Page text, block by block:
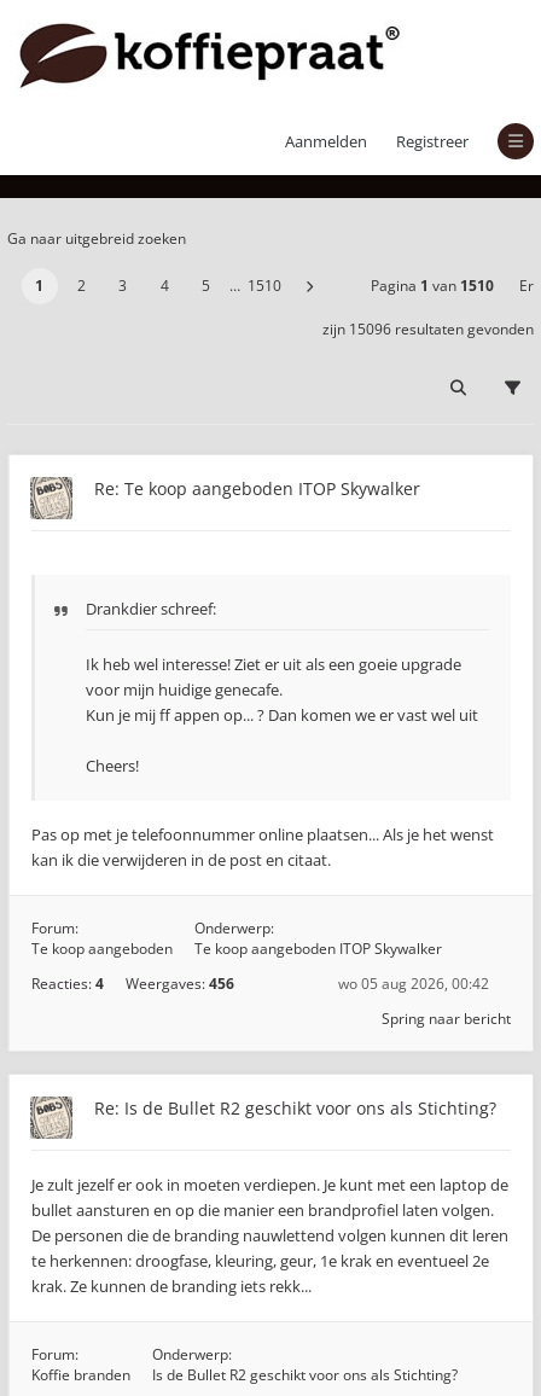
Aanmelden Registreer
Er zijn 15096 resultaten gevonden
Ga naar uitgebreid zoeken
1 2 3 4 5 … 1510 Pagina 1 van 1510 Er
zijn 15096 resultaten gevonden
Re: Te koop aangeboden ITOP Skywalker
Drankdier schreef:
Ik heb wel interesse! Ziet er uit als een goeie upgrade
voor mijn huidige genecafe.
Kun je mij ff appen op... ? Dan komen we er vast wel uit
Cheers!
Pas op met je telefoonnummer online plaatsen... Als je het wenst
kan ik die verwijderen in de post en citaat.
Forum:
Te koop aangeboden
Onderwerp:
Te koop aangeboden ITOP Skywalker
Reacties:4 Weergaves:456
wo 05 aug 2026, 00:42
Spring naar bericht
Re: Is de Bullet R2 geschikt voor ons als Stichting?
Je zult jezelf er ook in moeten verdiepen. Je kunt met een laptop de
bullet aansturen en op die manier een brandprofiel laten volgen.
De personen die de branding nauwlettend volgen kunnen dit leren
te herkennen: droogfase, kleuring, geur, 1e krak en eventueel 2e
krak. Ze kunnen de branding iets rekk...
Forum:
Koffie branden
Onderwerp:
Is de Bullet R2 geschikt voor ons als Stichting?